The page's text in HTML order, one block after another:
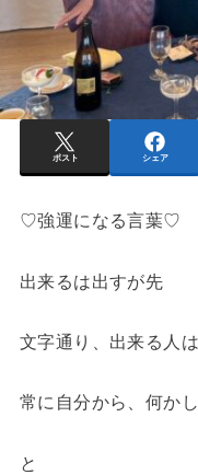
ポスト シェア
♡強運になる言葉♡
出来るは出すが先
文字通り、出来る人は
常に自分から、何か
と